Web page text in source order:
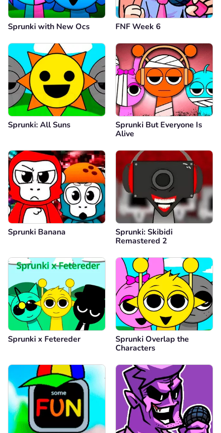
Sprunki with New Ocs FNF Week 6
Sprunki: All Suns
Sprunki But Everyone Is
Alive
Sprunki Banana
Sprunki: Skibidi
Remastered 2
Sprunki x Fetereder
Sprunki Overlap the
Characters